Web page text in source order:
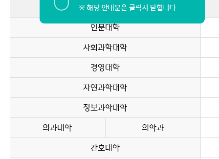
인문대학
사회과학대학
경영대학
자연과학대학
정보과학대학
의과대학
의학과
간호대학